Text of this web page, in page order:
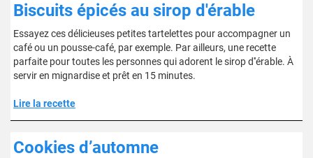
Biscuits épicés au sirop d'érable
Essayez ces délicieuses petites tartelettes pour accompagner un
café ou un pousse-café, par exemple. Par ailleurs, une recette
parfaite pour toutes les personnes qui adorent le sirop d''érable. À
servir en mignardise et prêt en 15 minutes.
Lire la recette
Cookies d’automne